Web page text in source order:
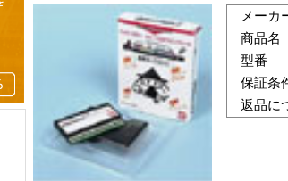
メーカ
商品名
型番
保証条
返品に